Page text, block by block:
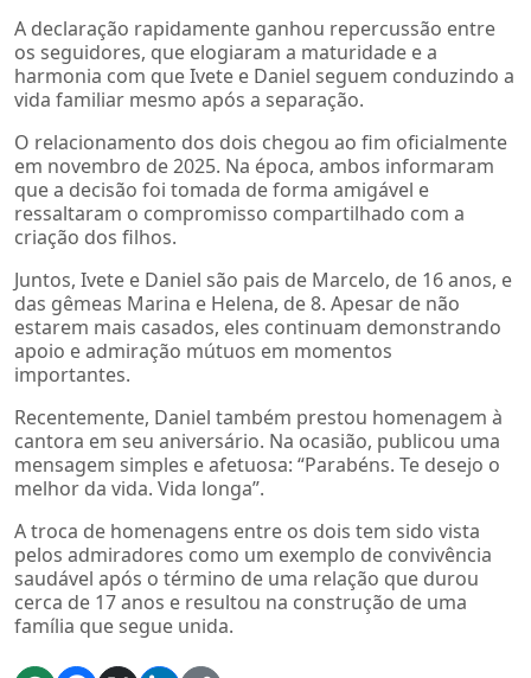
A declaração rapidamente ganhou repercussão entre
os seguidores, que elogiaram a maturidade e a
harmonia com que Ivete e Daniel seguem conduzindo a
vida familiar mesmo após a separação.
O relacionamento dos dois chegou ao fim oficialmente
em novembro de 2025. Na época, ambos informaram
que a decisão foi tomada de forma amigável e
ressaltaram o compromisso compartilhado com a
criação dos filhos.
Juntos, Ivete e Daniel são pais de Marcelo, de 16 anos, e
das gêmeas Marina e Helena, de 8. Apesar de não
estarem mais casados, eles continuam demonstrando
apoio e admiração mútuos em momentos
importantes.
Recentemente, Daniel também prestou homenagem à
cantora em seu aniversário. Na ocasião, publicou uma
mensagem simples e afetuosa: “Parabéns. Te desejo o
melhor da vida. Vida longa”.
A troca de homenagens entre os dois tem sido vista
pelos admiradores como um exemplo de convivência
saudável após o término de uma relação que durou
cerca de 17 anos e resultou na construção de uma
família que segue unida.